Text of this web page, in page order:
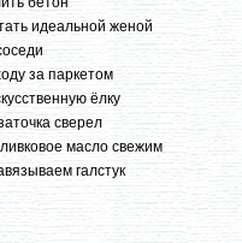
идеальной женой
за паркетом
ёлку
сверел
масло свежим
галстук